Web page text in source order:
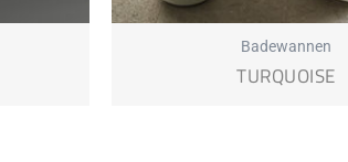
Badewannen
TURQUOISE